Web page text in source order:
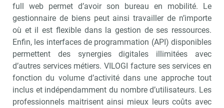
full web permet d’avoir son bureau en mobilité. Le
gestionnaire de biens peut ainsi travailler de n’importe
où et il est flexible dans la gestion de ses ressources.
Enfin, les interfaces de programmation (API) disponibles
permettent des synergies digitales illimitées avec
d’autres services métiers. VILOGI facture ses services en
fonction du volume d’activité dans une approche tout
inclus et indépendamment du nombre d’utilisateurs. Les
professionnels maitrisent ainsi mieux leurs coûts avec